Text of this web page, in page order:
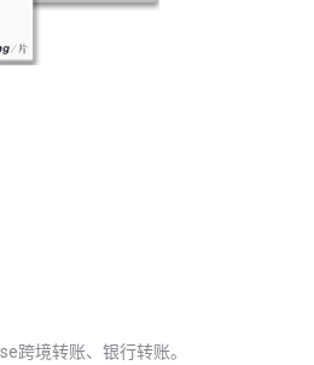
跨境转账、银行转账。